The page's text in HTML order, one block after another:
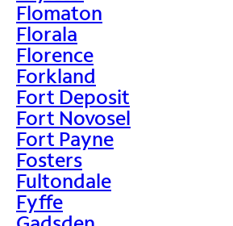
Flomaton
Florala
Florence
Forkland
Fort Deposit
Fort Novosel
Fort Payne
Fosters
Fultondale
Fyffe